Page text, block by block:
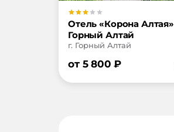
Отель «Корона Алтая»
Горный Алтай
г. Горный Алтай
от 5 800 ₽